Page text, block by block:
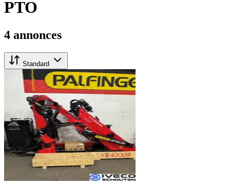
PTO
4 annonces
Standard